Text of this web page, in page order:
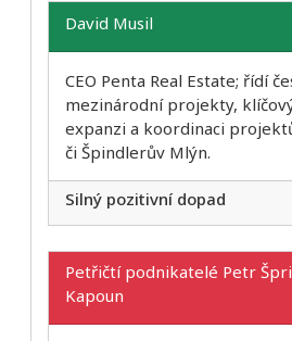
David Musil
CEO Penta Real Estate; řídí
mezinárodní projekty,
expanzi a koordinaci
či Špindlerův Mlýn.
Silný pozitivní dopad
Petřičtí podnikatelé Petr
Kapoun